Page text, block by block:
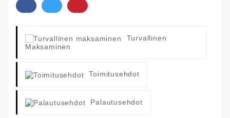
Turvallinen
Maksaminen
Toimitusehdot
Palautusehdot